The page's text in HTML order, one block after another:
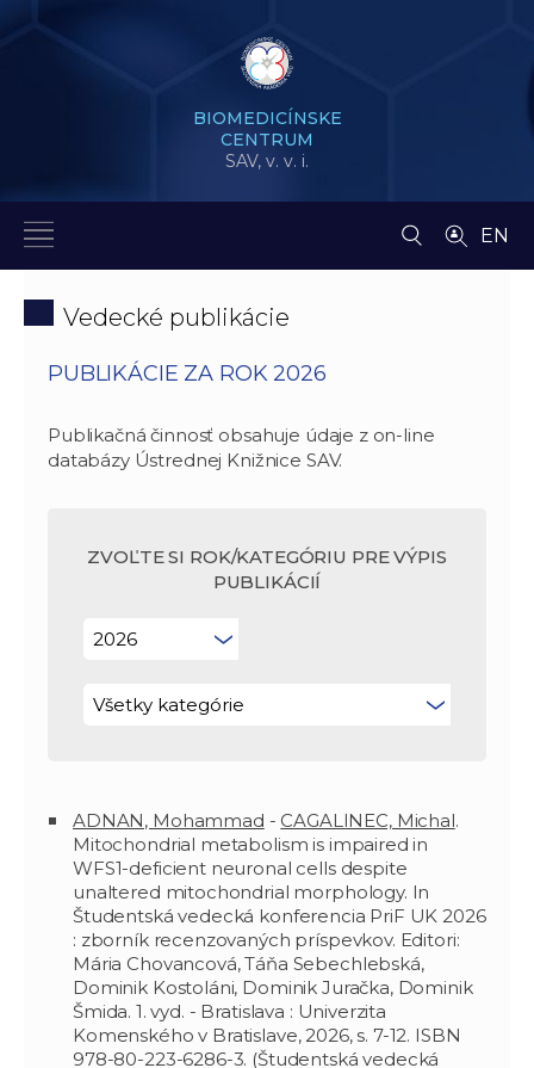
BIOMEDICÍNSKE
CENTRUM
SAV, v. v. i.
EN
Vedecké publikácie
PUBLIKÁCIE ZA ROK 2026
Publikačná činnosť obsahuje údaje z on-line
databázy Ústrednej Knižnice SAV.
ZVOĽTE SI ROK/KATEGÓRIU PRE VÝPIS
PUBLIKÁCIÍ
ADNAN, Mohammad - CAGALINEC, Michal.
Mitochondrial metabolism is impaired in
WFS1-deficient neuronal cells despite
unaltered mitochondrial morphology. In
Študentská vedecká konferencia PriF UK 2026
: zborník recenzovaných príspevkov. Editori:
Mária Chovancová, Táňa Sebechlebská,
Dominik Kostoláni, Dominik Juračka, Dominik
Šmida. 1. vyd. - Bratislava : Univerzita
Komenského v Bratislave, 2026, s. 7-12. ISBN
978-80-223-6286-3. (Študentská vedecká